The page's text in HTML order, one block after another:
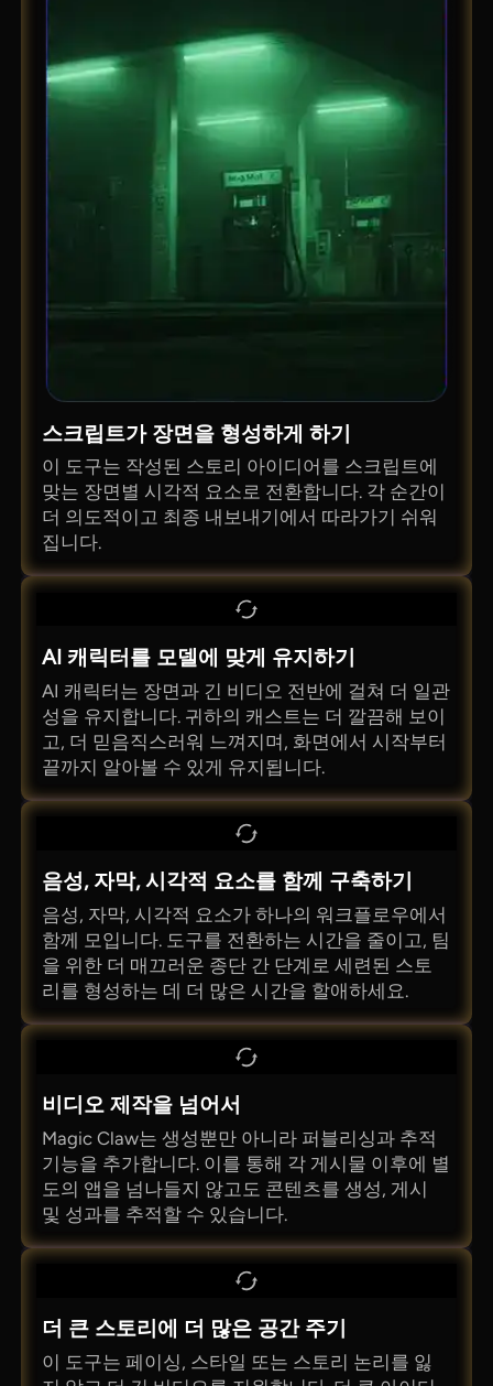
스크립트가 장면을 형성하게 하기
이 도구는 작성된 스토리 아이디어를 스크립트에
맞는 장면별 시각적 요소로 전환합니다. 각 순간이
더 의도적이고 최종 내보내기에서 따라가기 쉬워
집니다.
AI 캐릭터를 모델에 맞게 유지하기
AI 캐릭터는 장면과 긴 비디오 전반에 걸쳐 더 일관
성을 유지합니다. 귀하의 캐스트는 더 깔끔해 보이
고, 더 믿음직스러워 느껴지며, 화면에서 시작부터
끝까지 알아볼 수 있게 유지됩니다.
음성, 자막, 시각적 요소를 함께 구축하기
음성, 자막, 시각적 요소가 하나의 워크플로우에서
함께 모입니다. 도구를 전환하는 시간을 줄이고, 팀
을 위한 더 매끄러운 종단 간 단계로 세련된 스토
리를 형성하는 데 더 많은 시간을 할애하세요.
비디오 제작을 넘어서
Magic Claw는 생성뿐만 아니라 퍼블리싱과 추적
기능을 추가합니다. 이를 통해 각 게시물 이후에 별
도의 앱을 넘나들지 않고도 콘텐츠를 생성, 게시
및 성과를 추적할 수 있습니다.
더 큰 스토리에 더 많은 공간 주기
이 도구는 페이싱, 스타일 또는 스토리 논리를 잃